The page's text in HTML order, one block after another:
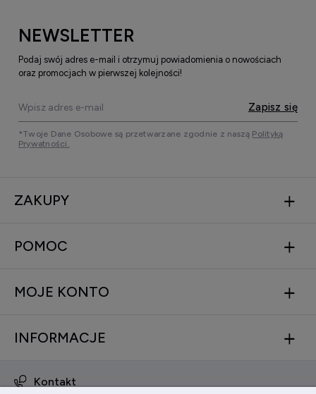
NEWSLETTER
Podaj swój adres e-mail i otrzymuj powiadomienia o nowościach
oraz promocjach w pierwszej kolejności!
Zapisz się
*Twoje Dane Osobowe są przetwarzane zgodnie z naszą Polityką
Prywatności.
ZAKUPY
POMOC
MOJE KONTO
INFORMACJE
Kontakt